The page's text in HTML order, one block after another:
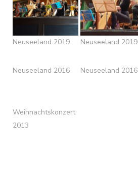
Neuseeland 2019 Neuseeland 2019
Neuseeland 2016 Neuseeland 2016
Weihnachtskonzert
2013